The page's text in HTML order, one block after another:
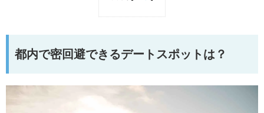
都内で密回避できるデートスポットは？